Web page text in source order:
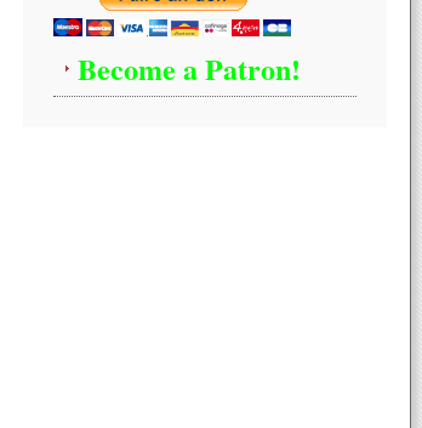
Become a Patron!